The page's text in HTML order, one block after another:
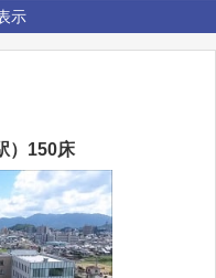
示
）150床